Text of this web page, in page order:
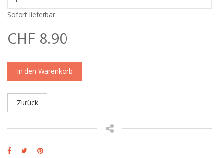
Sofort lieferbar
CHF 8.90
In den Warenkorb
Zurück